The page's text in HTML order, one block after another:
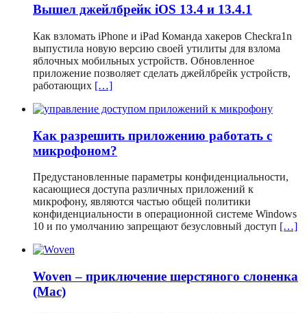
Вышел джейлбрейк iOS 13.4 и 13.4.1
Как взломать iPhone и iPad Команда хакеров Checkra1n
выпустила новую версию своей утилиты для взлома
яблочных мобильных устройств. Обновленное
приложение позволяет сделать джейлбрейк устройств,
работающих […]
Как разрешить приложению работать с
микрофоном?
Предустановленные параметры конфиденциальности,
касающиеся доступа различных приложений к
микрофону, являются частью общей политики
конфиденциальности в операционной системе Windows
10 и по умолчанию запрещают безусловный доступ […]
Woven – приключение шерстяного слоненка
(Mac)